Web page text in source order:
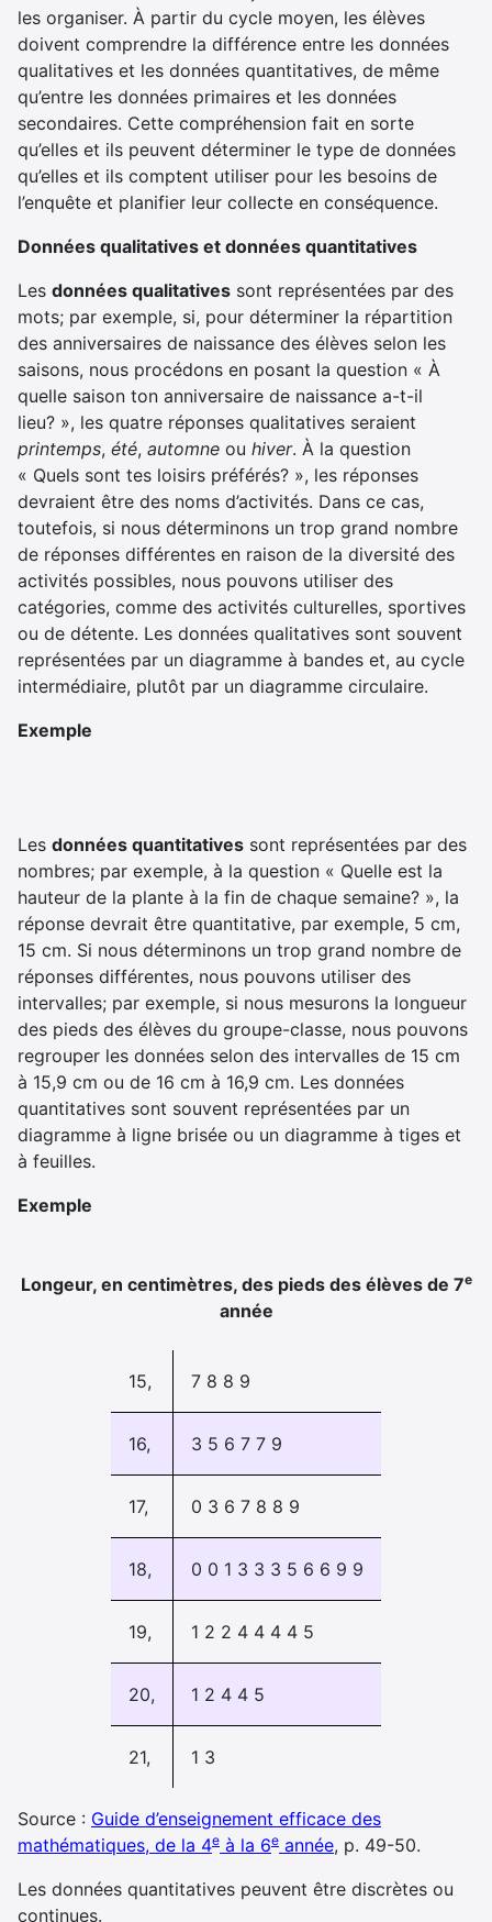
les organiser. À partir du cycle moyen, les élèves
doivent comprendre la différence entre les données
qualitatives et les données quantitatives, de même
qu’entre les données primaires et les données
secondaires. Cette compréhension fait en sorte
qu’elles et ils peuvent déterminer le type de données
qu’elles et ils comptent utiliser pour les besoins de
l’enquête et planifier leur collecte en conséquence.
Données qualitatives et données quantitatives
Les données qualitatives sont représentées par des
mots; par exemple, si, pour déterminer la répartition
des anniversaires de naissance des élèves selon les
saisons, nous procédons en posant la question « À
quelle saison ton anniversaire de naissance a-t-il
lieu? », les quatre réponses qualitatives seraient
printemps, été, automne ou hiver. À la question
« Quels sont tes loisirs préférés? », les réponses
devraient être des noms d’activités. Dans ce cas,
toutefois, si nous déterminons un trop grand nombre
de réponses différentes en raison de la diversité des
activités possibles, nous pouvons utiliser des
catégories, comme des activités culturelles, sportives
ou de détente. Les données qualitatives sont souvent
représentées par un diagramme à bandes et, au cycle
intermédiaire, plutôt par un diagramme circulaire.
Exemple
Les données quantitatives sont représentées par des
nombres; par exemple, à la question « Quelle est la
hauteur de la plante à la fin de chaque semaine? », la
réponse devrait être quantitative, par exemple, 5 cm,
15 cm. Si nous déterminons un trop grand nombre de
réponses différentes, nous pouvons utiliser des
intervalles; par exemple, si nous mesurons la longueur
des pieds des élèves du groupe-classe, nous pouvons
regrouper les données selon des intervalles de 15 cm
à 15,9 cm ou de 16 cm à 16,9 cm. Les données
quantitatives sont souvent représentées par un
diagramme à ligne brisée ou un diagramme à tiges et
à feuilles.
Exemple
Longeur, en centimètres, des pieds des élèves de 7e
année
15, 7 8 8 9
16, 3 5 6 7 7 9
17, 0 3 6 7 8 8 9
18, 0 0 1 3 3 3 5 6 6 9 9
19, 1 2 2 4 4 4 4 5
20, 1 2 4 4 5
21, 1 3
Source : Guide d’enseignement efficace des
mathématiques, de la 4e à la 6e année, p. 49-50.
Les données quantitatives peuvent être discrètes ou
continues.